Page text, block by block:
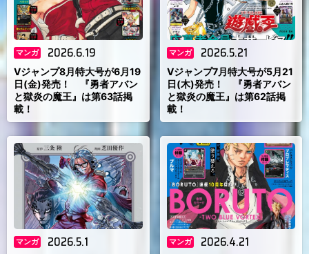
マンガ 2026.6.19
Vジャンプ8月特大号が6月19
日(金)発売！ 『勇者アバン
と獄炎の魔王』は第63話掲
載！
マンガ 2026.5.21
Vジャンプ7月特大号が5月21
日(木)発売！ 『勇者アバン
と獄炎の魔王』は第62話掲
載！
マンガ 2026.5.1 マンガ 2026.4.21